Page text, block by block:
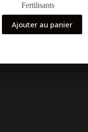
Fertilisants
Ajouter au panier